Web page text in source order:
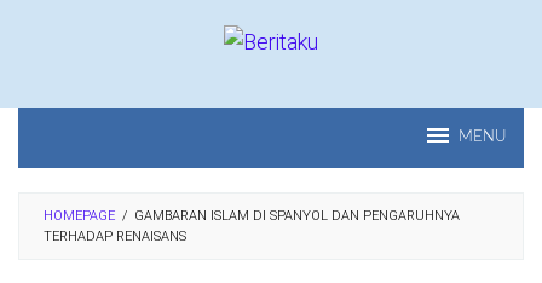
MENU
HOMEPAGE / GAMBARAN ISLAM DI SPANYOL DAN PENGARUHNYA
TERHADAP RENAISANS